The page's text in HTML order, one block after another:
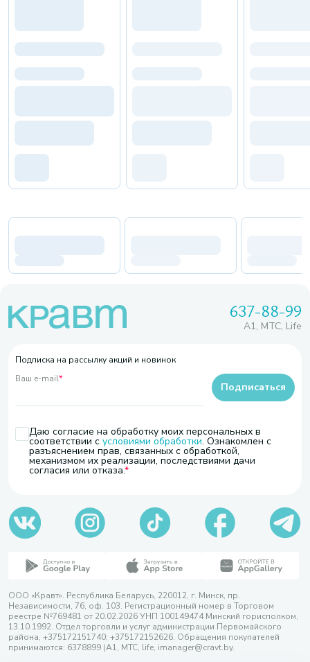
637-88-99
A1, МТС, Life
Подписка на рассылку акций и новинок
Ваш e-mail*
Даю согласие на обработку моих персональных в
соответствии с условиями обработки. Ознакомлен с
разъяснением прав, связанных с обработкой,
механизмом их реализации, последствиями дачи
согласия или отказа.
Подписаться
ООО «Кравт». Республика Беларусь, 220012, г. Минск, пр.
Независимости, 76, оф. 103. Регистрационный номер в Торговом
реестре №769481 от 20.02.2026 УНП 100149474 Минский горисполком,
13.10.1992. Отдел торговли и услуг администрации Первомайского
района, +375172151740; +375172152626. Обращения покупателей
принимаются: 6378899 (А1, МТС, life, imanager@cravt.by.